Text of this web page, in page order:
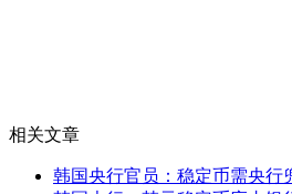
相关文章
韩国央行官员：稳定币需央行